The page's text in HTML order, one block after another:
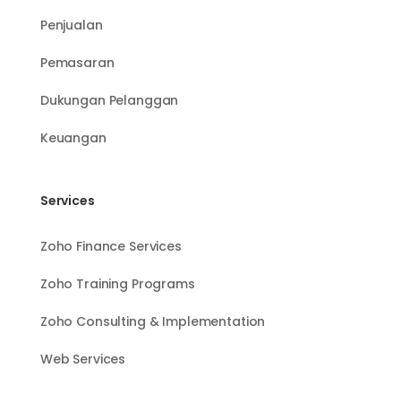
Penjualan
Pemasaran
Dukungan Pelanggan
Keuangan
Services
Zoho Finance Services
Zoho Training Programs
Zoho Consulting & Implementation
Web Services